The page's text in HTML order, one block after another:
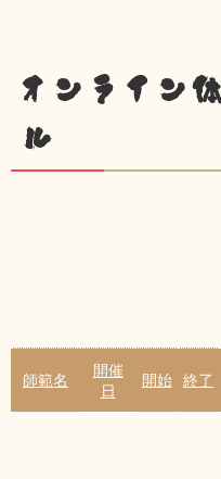
オンライン
ル
師範名
開催
日
開始 終了